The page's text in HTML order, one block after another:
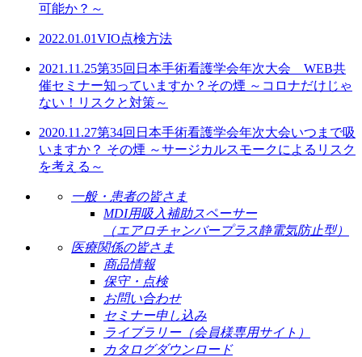
可能か？～
2022.01.01VIO点検方法
2021.11.25第35回日本手術看護学会年次大会 WEB共
催セミナー知っていますか？その煙 ～コロナだけじゃ
ない！リスクと対策～
2020.11.27第34回日本手術看護学会年次大会いつまで吸
いますか？ その煙 ～サージカルスモークによるリスク
を考える～
一般・患者の皆さま
MDI用吸入補助スペーサー
（エアロチャンバープラス静電気防止型）
医療関係の皆さま
商品情報
保守・点検
お問い合わせ
セミナー申し込み
ライブラリー（会員様専用サイト）
カタログダウンロード